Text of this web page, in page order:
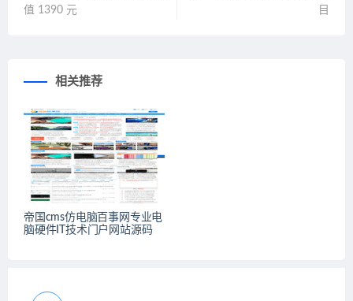
值 1390 元
目
相关推荐
帝国cms仿电脑百事网专业电
脑硬件IT技术门户网站源码